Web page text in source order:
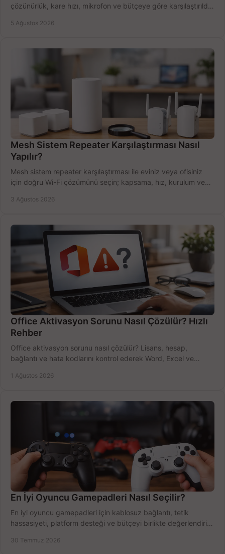
çözünürlük, kare hızı, mikrofon ve bütçeye göre karşılaştırıldı.
5 Ağustos 2026
Mesh Sistem Repeater Karşılaştırması Nasıl
Yapılır?
Mesh sistem repeater karşılaştırması ile eviniz veya ofisiniz
için doğru Wi-Fi çözümünü seçin; kapsama, hız, kurulum ve
3 Ağustos 2026
Office Aktivasyon Sorunu Nasıl Çözülür? Hızlı
Rehber
Office aktivasyon sorunu nasıl çözülür? Lisans, hesap,
bağlantı ve hata kodlarını kontrol ederek Word, Excel ve
1 Ağustos 2026
En İyi Oyuncu Gamepadleri Nasıl Seçilir?
En iyi oyuncu gamepadleri için kablosuz bağlantı, tetik
hassasiyeti, platform desteği ve bütçeyi birlikte değerlendirin;
30 Temmuz 2026